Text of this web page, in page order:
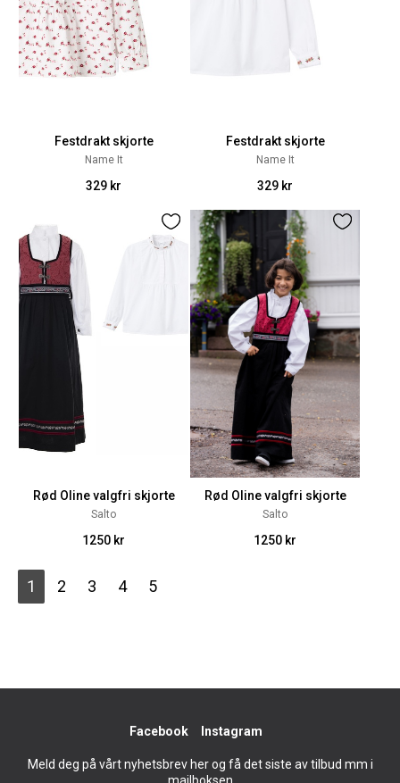
Festdrakt skjorte
Name It
329 kr
Festdrakt skjorte
Name It
329 kr
Rød Oline valgfri skjorte
Salto
1250 kr
Rød Oline valgfri skjorte
Salto
1250 kr
1 2 3 4 5
Facebook Instagram
Meld deg på vårt nyhetsbrev her og få det siste av tilbud mm i